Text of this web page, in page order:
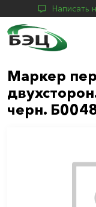
Написать
Маркер
черн.